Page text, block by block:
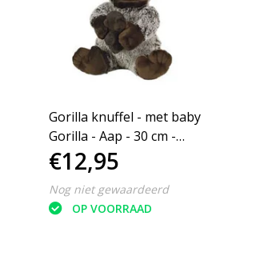
Gorilla knuffel - met baby
Gorilla - Aap - 30 cm -
Bruin
€12,95
Nog niet gewaardeerd
OP VOORRAAD